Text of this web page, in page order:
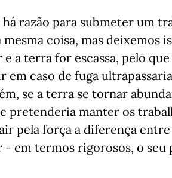
razão para submeter um
coisa, mas deixemos
a terra for escassa, pelo
em caso de fuga
se a terra se tornar
pretenderia manter os
pela força a diferença
em termos rigorosos, o seu